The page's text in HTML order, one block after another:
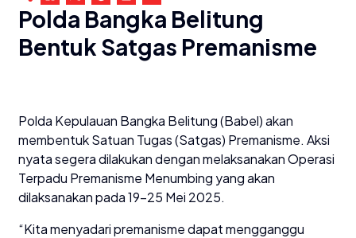
Polda Bangka Belitung
Bentuk Satgas Premanisme
Polda Kepulauan Bangka Belitung (Babel) akan
membentuk Satuan Tugas (Satgas) Premanisme. Aksi
nyata segera dilakukan dengan melaksanakan Operasi
Terpadu Premanisme Menumbing yang akan
dilaksanakan pada 19-25 Mei 2025.
“Kita menyadari premanisme dapat mengganggu